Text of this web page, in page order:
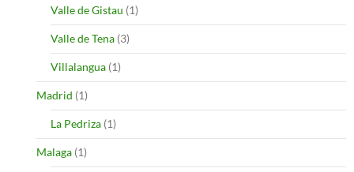
Valle de Gistau (1)
Valle de Tena (3)
Villalangua (1)
Madrid (1)
La Pedriza (1)
Malaga (1)